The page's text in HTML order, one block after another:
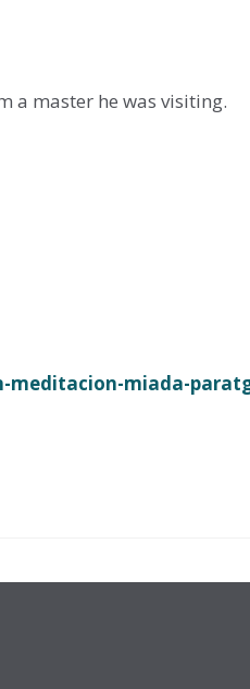
a master he was visiting.
meditacion-miada-